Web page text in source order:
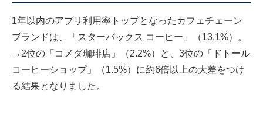
1年以内のアプリ利用率トップとなったカフェチェーン
ブランドは、「スターバックス コーヒー」（13.1%）。
→2位の「コメダ珈琲店」（2.2%）と、3位の「ドトール
コーヒーショップ」（1.5%）に約6倍以上の大差をつけ
る結果となりました。